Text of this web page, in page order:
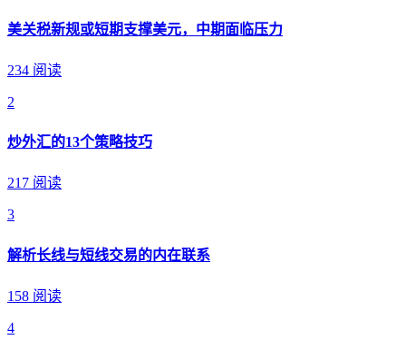
美关税新规或短期支撑美元，中期面临压力
234 阅读
2
炒外汇的13个策略技巧
217 阅读
3
解析长线与短线交易的内在联系
158 阅读
4